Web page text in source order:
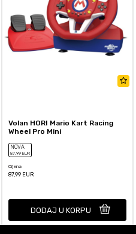
Volan HORI Mario Kart Racing
Wheel Pro Mini
NOVA
87,99 EUR
Cijena
87,99 EUR
DODAJ U KORPU